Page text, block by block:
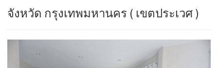
จังหวัด กรุงเทพมหานคร ( เขตประเวศ )